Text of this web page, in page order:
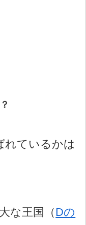
れているかは
な王国（Dの